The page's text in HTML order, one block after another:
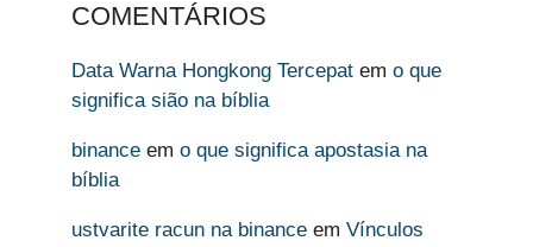
COMENTÁRIOS
Data Warna Hongkong Tercepat em o que
significa sião na bíblia
binance em o que significa apostasia na
bíblia
ustvarite racun na binance em Vínculos